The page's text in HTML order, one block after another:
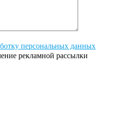
персональных данных
рекламной рассылки